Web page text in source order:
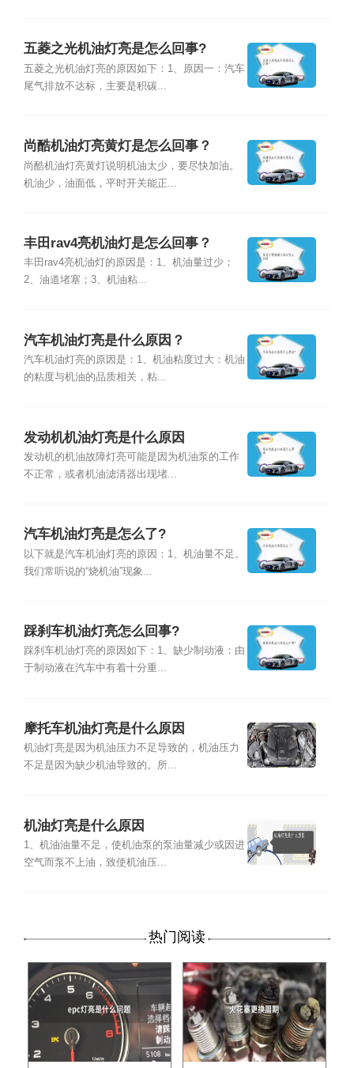
五菱之光机油灯亮是怎么回事?
五菱之光机油灯亮的原因如下：1、原因一：汽车
尾气排放不达标，主要是积碳...
尚酷机油灯亮黄灯是怎么回事？
尚酷机油灯亮黄灯说明机油太少，要尽快加油。
机油少，油面低，平时开关能正...
丰田rav4亮机油灯是怎么回事？
丰田rav4亮机油灯的原因是：1、机油量过少；
2、油道堵塞；3、机油粘...
汽车机油灯亮是什么原因？
汽车机油灯亮的原因是：1、机油粘度过大：机油
的粘度与机油的品质相关，粘...
发动机机油灯亮是什么原因
发动机的机油故障灯亮可能是因为机油泵的工作
不正常，或者机油滤清器出现堵...
汽车机油灯亮是怎么了?
以下就是汽车机油灯亮的原因：1、机油量不足。
我们常听说的“烧机油”现象...
踩刹车机油灯亮怎么回事?
踩刹车机油灯亮的原因如下：1、缺少制动液：由
于制动液在汽车中有着十分重...
摩托车机油灯亮是什么原因
机油灯亮是因为机油压力不足导致的，机油压力
不足是因为缺少机油导致的。所...
机油灯亮是什么原因
1、机油油量不足，使机油泵的泵油量减少或因进
空气而泵不上油，致使机油压...
热门阅读